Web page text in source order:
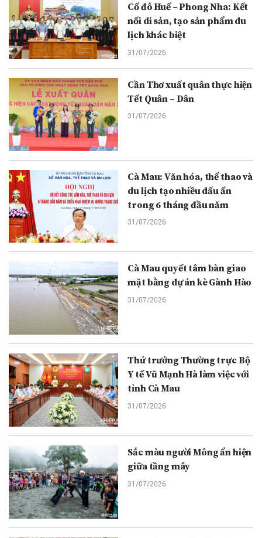
Cố đô Huế – Phong Nha: Kết
nối di sản, tạo sản phẩm du
lịch khác biệt
31/07/2026
Cần Thơ xuất quân thực hiện
Tết Quân – Dân
31/07/2026
Cà Mau: Văn hóa, thể thao và
du lịch tạo nhiều dấu ấn
trong 6 tháng đầu năm
31/07/2026
Cà Mau quyết tâm bàn giao
mặt bằng dự án kè Gành Hào
31/07/2026
Thứ trưởng Thường trực Bộ
Y tế Vũ Mạnh Hà làm việc với
tỉnh Cà Mau
31/07/2026
Sắc màu người Mông ẩn hiện
giữa tầng mây
31/07/2026